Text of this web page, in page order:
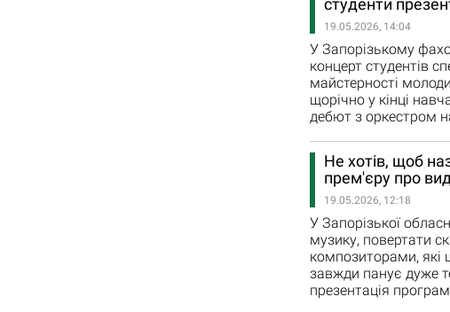
студенти
19.05.2026, 14:04
У Запорізькому
концерт студентів
майстерності
щорічно у кінці
дебют з оркестром
Не хотів, щоб
прем'єру про
19.05.2026, 12:18
У Запорізької
музику, повертати
композиторами, які
завжди панує дуже
презентація